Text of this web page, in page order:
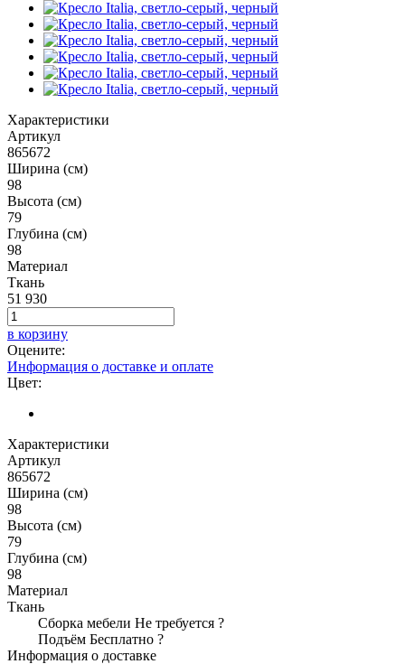
Характеристики
Артикул
865672
Ширина (см)
98
Высота (см)
79
Глубина (см)
98
Материал
Ткань
51 930
в корзину
Оцените:
Информация о доставке и оплате
Цвет:
Характеристики
Артикул
865672
Ширина (см)
98
Высота (см)
79
Глубина (см)
98
Материал
Ткань
Сборка мебели Не требуется ?
Подъём Бесплатно ?
Информация о доставке